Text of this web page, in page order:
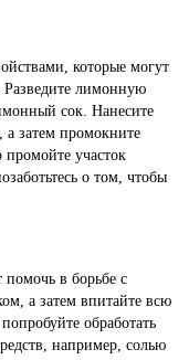
которые могут
Разведите лимонную
сок. Нанесите
а затем промокните
промойте участок
о том, чтобы
в борьбе с
а затем впитайте всю
обработать
например, солью